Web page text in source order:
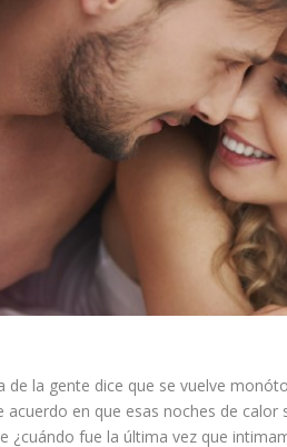
de la gente dice que se vuelve
acuerdo en que esas noches de
¿cuándo fue la última vez que